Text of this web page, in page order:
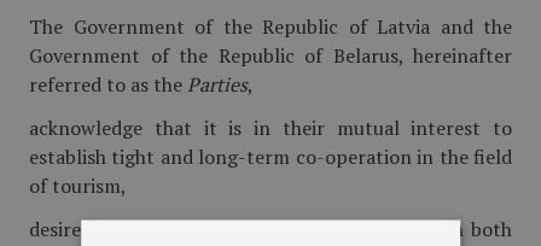
The Government of the Republic of Latvia and the
Government of the Republic of Belarus, hereinafter
referred to as theParties,
acknowledge that it is in their mutual interest to
establish tight and long-term co-operation in the field
of tourism,
desire to develop relations in this field between both